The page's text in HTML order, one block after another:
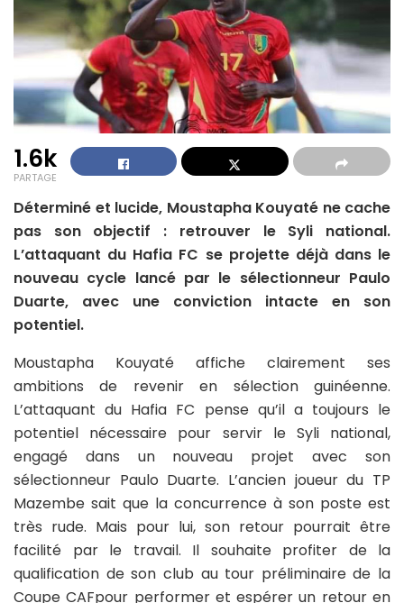
1.6k
PARTAGE
Déterminé et lucide, Moustapha Kouyaté ne cache
pas son objectif : retrouver le Syli national.
L’attaquant du Hafia FC se projette déjà dans le
nouveau cycle lancé par le sélectionneur Paulo
Duarte, avec une conviction intacte en son
potentiel.
Moustapha Kouyaté affiche clairement ses
ambitions de revenir en sélection guinéenne.
L’attaquant du Hafia FC pense qu’il a toujours le
potentiel nécessaire pour servir le Syli national,
engagé dans un nouveau projet avec son
sélectionneur Paulo Duarte. L’ancien joueur du TP
Mazembe sait que la concurrence à son poste est
très rude. Mais pour lui, son retour pourrait être
facilité par le travail. Il souhaite profiter de la
qualification de son club au tour préliminaire de la
Coupe CAFpour performer et espérer un retour en